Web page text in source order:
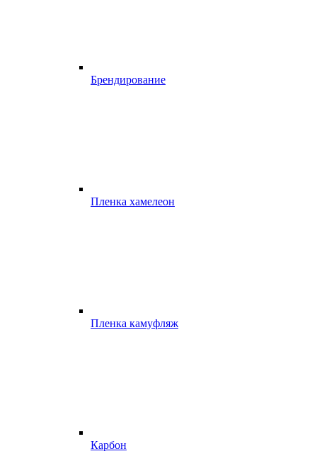
Брендирование
Пленка хамелеон
Пленка камуфляж
Карбон